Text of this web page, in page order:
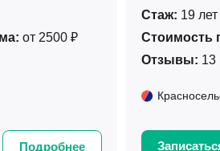
от 2500 ₽
Подробнее
Стаж: 19 лет
Стоимость
Отзывы: 13